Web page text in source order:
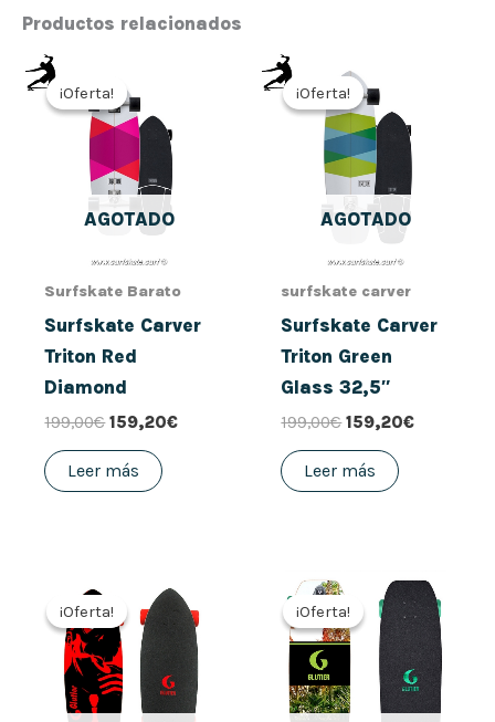
Productos relacionados
¡Oferta!
AGOTADO
¡Oferta!
Surfskate Barato
Surfskate Carver
Triton Red
Diamond
199,00€
original
era:
199,00€.
159,20€
Leer más
¡Oferta!
AGOTADO
¡Oferta!
surfskate carver
Surfskate Carver
Triton Green
Glass 32,5″
199,00€
precio
original
era:
199,00€.
159,20€
Leer más
¡Oferta!
¡Oferta!
precio
original
era:
280,00€.
precio
actual
es:
224,00€.
¡Oferta!
¡Oferta!
precio
original
era:
280,00€.
El
precio
actual
es: